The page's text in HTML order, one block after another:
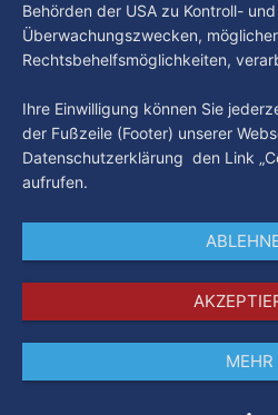
Behörden der USA zu Kontroll-
Überwachungszwecken,
Rechtsbehelfsmöglichkeiten,
Ihre Einwilligung können Sie
der Fußzeile (Footer) unserer
Datenschutzerklärung den Link
aufrufen.
MEHR